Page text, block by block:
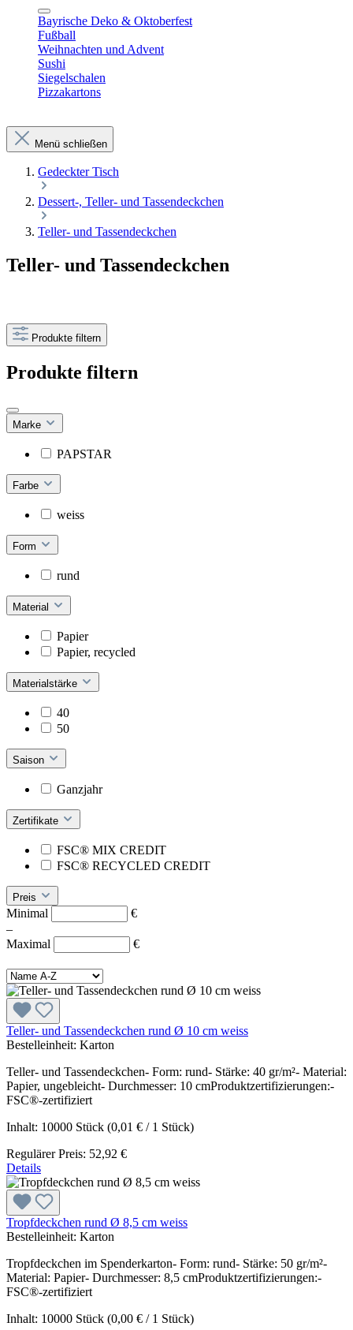
Bayrische Deko & Oktoberfest
Fußball
Weihnachten und Advent
Sushi
Siegelschalen
Pizzakartons
Menü schließen
Gedeckter Tisch
Dessert-, Teller- und Tassendeckchen
Teller- und Tassendeckchen
Teller- und Tassendeckchen
Produkte filtern
Produkte filtern
Marke
PAPSTAR
Farbe
weiss
Form
rund
Material
Papier
Papier, recycled
Materialstärke
40
50
Saison
Ganzjahr
Zertifikate
FSC® MIX CREDIT
FSC® RECYCLED CREDIT
Preis
Minimal
€
–
Maximal
€
Teller- und Tassendeckchen rund Ø 10 cm weiss
Bestelleinheit: Karton
Teller- und Tassendeckchen- Form: rund- Stärke: 40 gr/m²- Material:
Papier, ungebleicht- Durchmesser: 10 cmProduktzertifizierungen:-
FSC®-zertifiziert
Inhalt: 10000 Stück (0,01 € / 1 Stück)
Regulärer Preis: 52,92 €
Details
Tropfdeckchen rund Ø 8,5 cm weiss
Bestelleinheit: Karton
Tropfdeckchen im Spenderkarton- Form: rund- Stärke: 50 gr/m²-
Material: Papier- Durchmesser: 8,5 cmProduktzertifizierungen:-
FSC®-zertifiziert
Inhalt: 10000 Stück (0,00 € / 1 Stück)